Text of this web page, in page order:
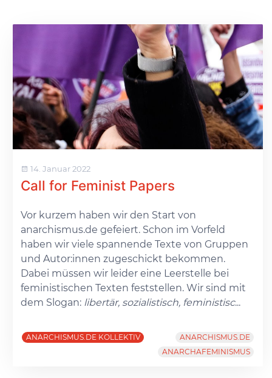
14. Januar 2022
Call for Feminist Papers
Vor kurzem haben wir den Start von
anarchismus.de gefeiert. Schon im Vorfeld
haben wir viele spannende Texte von Gruppen
und Autor:innen zugeschickt bekommen.
Dabei müssen wir leider eine Leerstelle bei
feministischen Texten feststellen. Wir sind mit
dem Slogan: libertär, sozialistisch, feministisc...
ANARCHISMUS.DE KOLLEKTIV
ANARCHISMUS.DE
ANARCHAFEMINISMUS